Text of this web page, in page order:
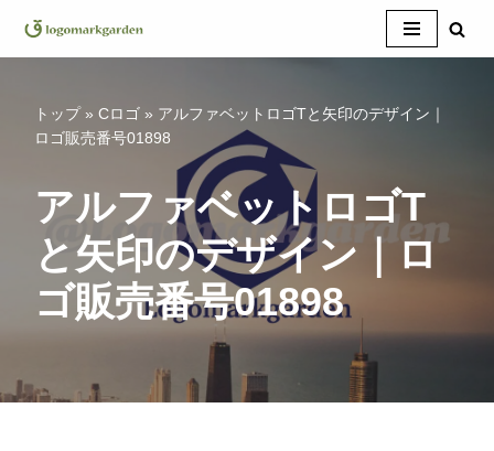
コ
トップ» Cロゴ » アルファベットロゴTと矢印のデザイン｜
ロゴ販売番号01898
アルファベットロゴT
と矢印のデザイン｜ロ
ゴ販売番号01898